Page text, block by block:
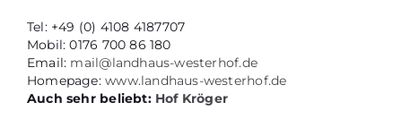
Tel: +49 (0) 4108 4187707
Mobil: 0176 700 86 180
Email: mail@landhaus-westerhof.de
Homepage:www.landhaus-westerhof.de
Auch sehr beliebt: Hof Kröger